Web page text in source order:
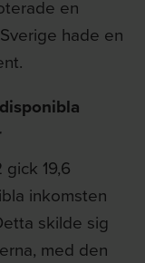
en
hade en
19,6
inkomsten
skilde sig
med den